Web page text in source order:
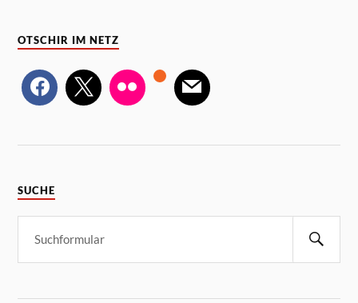
OTSCHIR IM NETZ
SUCHE